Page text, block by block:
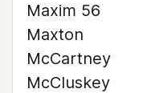
Maxim 56
Maxton
McCartney
McCluskey